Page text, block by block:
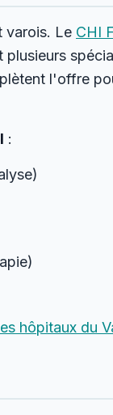
varois. Le CHI
l'offre
:
hôpitaux du